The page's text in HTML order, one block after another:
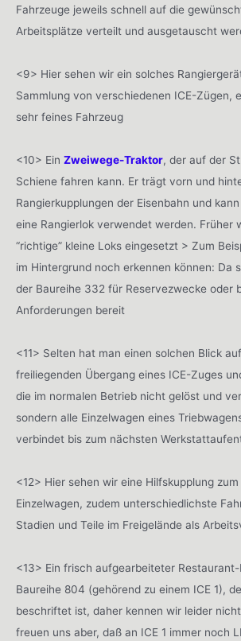
Fahrzeuge jeweils schnell auf die
Arbeitsplätze verteilt und ausgetauscht
<9> Hier sehen wir ein solches
Sammlung von verschiedenen ICE-Zügen,
sehr feines Fahrzeug
<10> Ein Zweiwege-Traktor, der auf der
Schiene fahren kann. Er trägt vorn und
Rangierkupplungen der Eisenbahn und
eine Rangierlok verwendet werden. Früher
“richtige” kleine Loks eingesetzt > Zum
im Hintergrund noch erkennen können: Da
der Baureihe 332 für Reservezwecke oder
Anforderungen bereit
<11> Selten hat man einen solchen Blick
freiliegenden Übergang eines ICE-Zuges
die im normalen Betrieb nicht gelöst und
sondern alle Einzelwagen eines
verbindet bis zum nächsten
<12> Hier sehen wir eine Hilfskupplung
Einzelwagen, zudem unterschiedlichste
Stadien und Teile im Freigelände als
<13> Ein frisch aufgearbeiteter
Baureihe 804 (gehörend zu einem ICE 1),
beschriftet ist, daher kennen wir leider
freuen uns aber, daß an ICE 1 immer noch